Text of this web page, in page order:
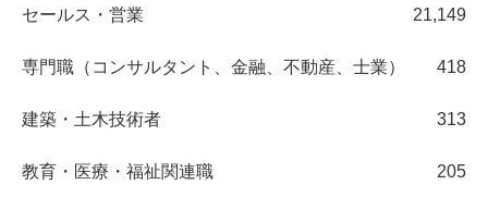
セールス・営業 21,149
専門職（コンサルタント、金融、不動産、士業） 418
建築・土木技術者 313
教育・医療・福祉関連職 205